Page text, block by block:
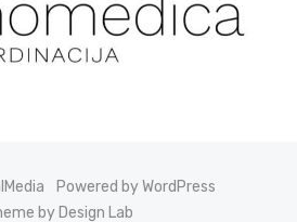
Powered by WordPress
by Design Lab